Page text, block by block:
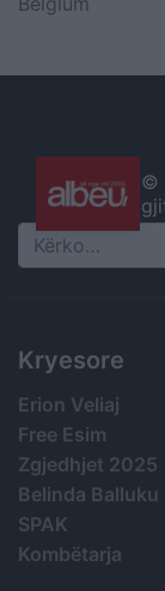
©
Search
Kryesore
Erion Veliaj
Free Esim
Zgjedhjet 2025
Belinda Balluku
SPAK
Kombëtarja